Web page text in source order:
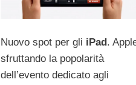
Nuovo spot per gli iPad.
sfruttando la popolarità
dell’evento dedicato agli